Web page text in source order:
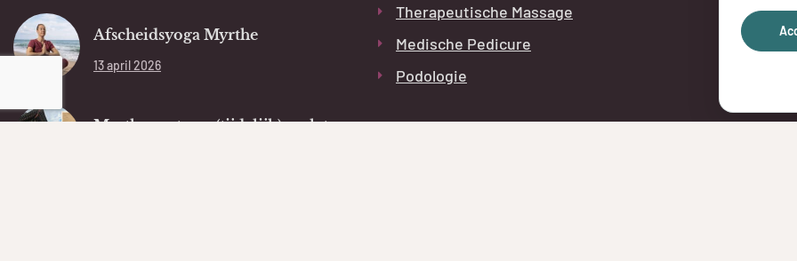
Afscheidsyoga Myrthe
13 april 2026
Myrthe gaat ons (tijdelijk) verlaten
Therapeutische Massage
Medische Pedicure
Podologie